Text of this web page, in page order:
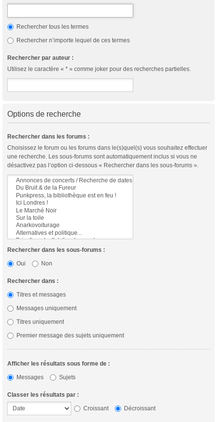
Rechercher tous les termes
Rechercher n’importe lequel de ces termes
Rechercher par auteur :
Utilisez le caractère « * » comme joker pour des recherches partielles.
Options de recherche
Rechercher dans les forums :
Choisissez le forum ou les forums dans le(s)quel(s) vous souhaitez effectuer
une recherche. Les sous-forums sont automatiquement inclus si vous ne
désactivez pas l’option ci-dessous « Rechercher dans les sous-forums ».
Rechercher dans les sous-forums :
Oui
Non
Rechercher dans :
Titres et messages
Messages uniquement
Titres uniquement
Premier message des sujets uniquement
Afficher les résultats sous forme de :
Messages
Sujets
Classer les résultats par :
Croissant
Décroissant